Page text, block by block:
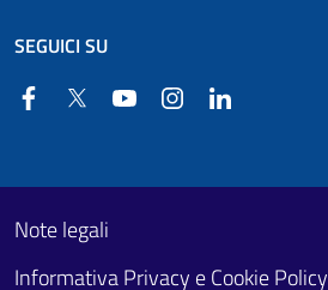
SEGUICI SU
FacebookTwitter YouTube Instagram
Footer First
Useful links section
Note legali
Informativa Privacy e Cookie Policy